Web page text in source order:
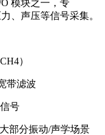
模块之一，专
、声压等信号采集。
）
带滤波
号
部分振动/声学场景